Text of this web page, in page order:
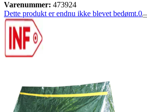
Varenummer: 473924
Dette produkt er endnu ikke blevet bedømt.0